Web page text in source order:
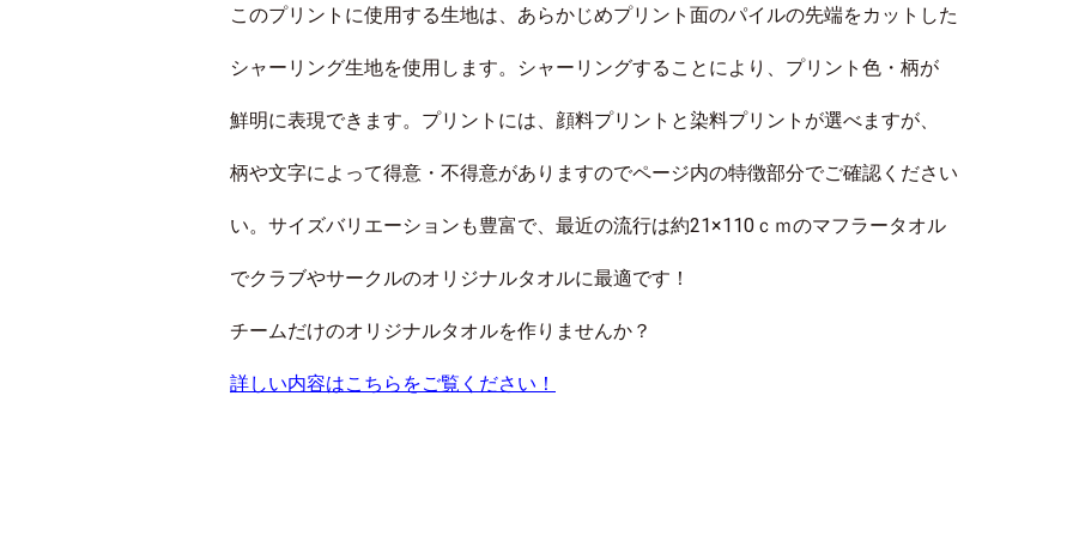
このプリントに使用する生地は、あらかじめプリント面のパイルの先端をカットした
シャーリング生地を使用します。シャーリングすることにより、プリント色・柄が
鮮明に表現できます。プリントには、顔料プリントと染料プリントが選べますが、
柄や文字によって得意・不得意がありますのでページ内の特徴部分でご確認ください
い。サイズバリエーションも豊富で、最近の流行は約21×110ｃｍのマフラータオル
でクラブやサークルのオリジナルタオルに最適です！
チームだけのオリジナルタオルを作りませんか？
詳しい内容はこちらをご覧ください！